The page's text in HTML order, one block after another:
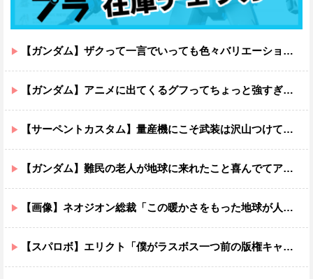
【ガンダム】ザクって一言でいっても色々バリエーションがあるよね
【ガンダム】アニメに出てくるグフってちょっと強すぎじゃない？
【サーペントカスタム】量産機にこそ武装は沢山つけてほしいよね
【ガンダム】難民の老人が地球に来れたこと喜んでてアレ？連邦もやってることヤバくない？ってなる
【画像】ネオジオン総裁「この暖かさをもった地球が人間さえ破壊するんだ（汗だく）」
【スパロボ】エリクト「僕がラスボス一つ前の版権キャラ最後の敵ってちょっと荷が重すぎない？」